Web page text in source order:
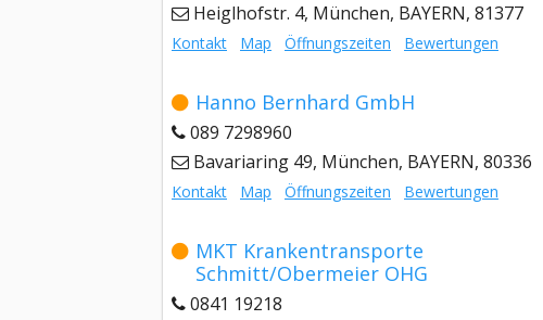
Heiglhofstr. 4, München, BAYERN, 81377
Kontakt Map Öffnungszeiten Bewertungen
Hanno Bernhard GmbH
089 7298960
Bavariaring 49, München, BAYERN, 80336
Kontakt Map Öffnungszeiten Bewertungen
MKT Krankentransporte
Schmitt/Obermeier OHG
0841 19218